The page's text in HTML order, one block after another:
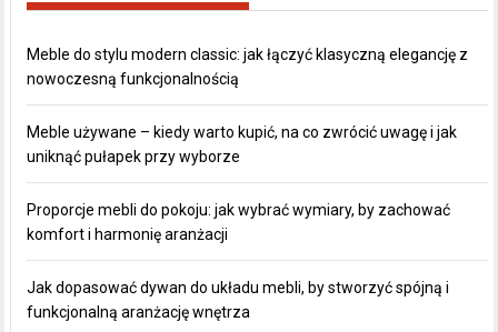
Meble do stylu modern classic: jak łączyć klasyczną elegancję z
nowoczesną funkcjonalnością
Meble używane – kiedy warto kupić, na co zwrócić uwagę i jak
uniknąć pułapek przy wyborze
Proporcje mebli do pokoju: jak wybrać wymiary, by zachować
komfort i harmonię aranżacji
Jak dopasować dywan do układu mebli, by stworzyć spójną i
funkcjonalną aranżację wnętrza